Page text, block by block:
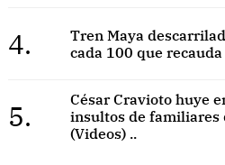
4.
Tren Maya
cada 100 que recauda
5.
César Cravioto huye
insultos de familiares
(Videos) ..